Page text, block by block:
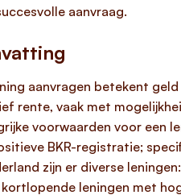
aanvraag.
aanvragen betekent
rente, vaak met
voorwaarden voor een
BKR-registratie;
zijn er diverse
leningen met